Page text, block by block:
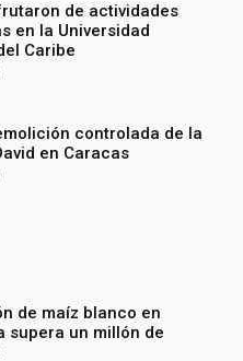
de actividades
en la Universidad
Caribe
controlada de la
en Caracas
de maíz blanco en
supera un millón de